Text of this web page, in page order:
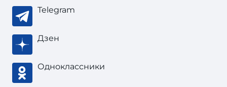
Telegram
Дзен
Одноклассники